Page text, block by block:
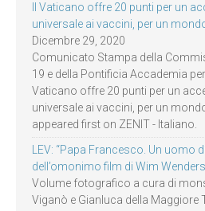
Il Vaticano offre 20 punti per un
universale ai vaccini, per un
Dicembre 29, 2020
Comunicato Stampa della
19 e della Pontificia Accademia per
Vaticano offre 20 punti per un
universale ai vaccini, per un
appeared first on ZENIT - Italiano.
LEV: “Papa Francesco. Un uomo
dell’omonimo film di Wim Wenders
Volume fotografico a cura di
Viganò e Gianluca della Maggiore